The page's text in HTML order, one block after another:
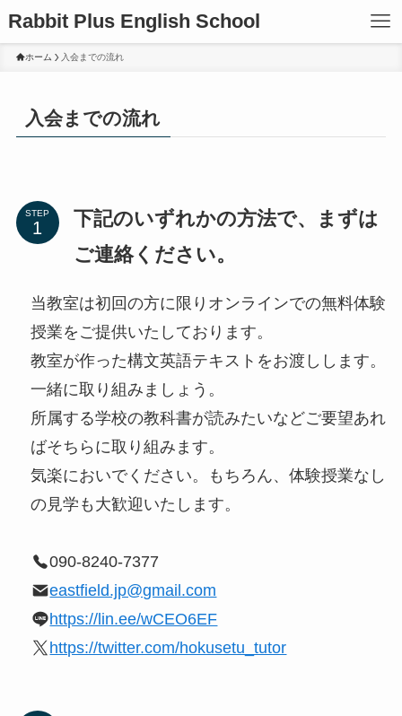
Rabbit Plus English School
ホーム 入会までの流れ
入会までの流れ
STEP
下記のいずれかの方法で、まずは
ご連絡ください。
当教室は初回の方に限りオンラインでの無料体験
授業をご提供いたしております。
教室が作った構文英語テキストをお渡しします。
一緒に取り組みましょう。
所属する学校の教科書が読みたいなどご要望あれ
ばそちらに取り組みます。
気楽においでください。もちろん、体験授業なし
の見学も大歓迎いたします。
090-8240-7377
eastfield.jp@gmail.com
https://lin.ee/wCEO6EF
https://twitter.com/hokusetu_tutor